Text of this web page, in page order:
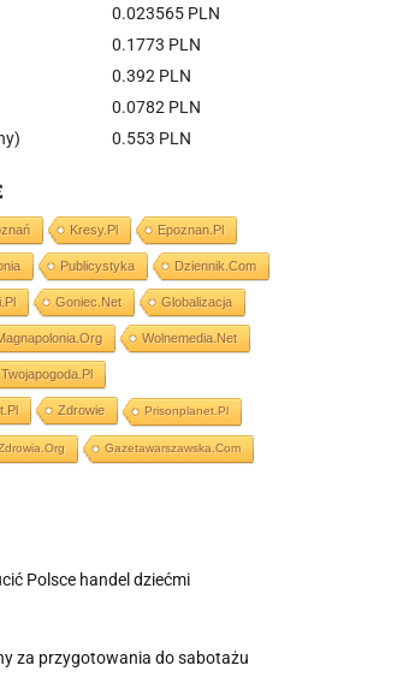
0.023565 PLN
0.1773 PLN
0.392 PLN
0.0782 PLN
0.553 PLN
Kresy.pl Epoznan.pl
Publicystyka Dziennik.com
Goniec.net Globalizacja
Wolnemedia.net
Twojapogoda.pl
Zdrowie Prisonplanet.pl
Gazetawarszawska.com
Polsce handel dziećmi
za przygotowania do sabotażu